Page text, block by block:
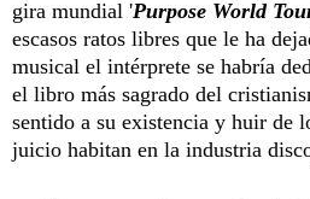
gira mundial 'Purpose World
escasos ratos libres que le ha
musical el intérprete se habría
el libro más sagrado del
sentido a su existencia y huir de
juicio habitan en la industria